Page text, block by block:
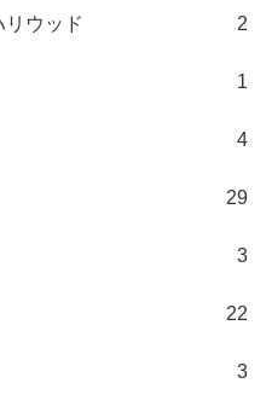
ウッド 2
1
4
29
3
22
3